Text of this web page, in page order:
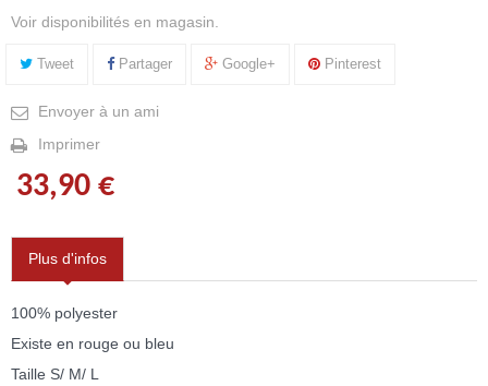
Voir disponibilités en magasin.
Tweet Partager Google+ Pinterest
Envoyer à un ami
Imprimer
33,90 €
Plus d'infos
100% polyester
Existe en rouge ou bleu
Taille S/ M/ L